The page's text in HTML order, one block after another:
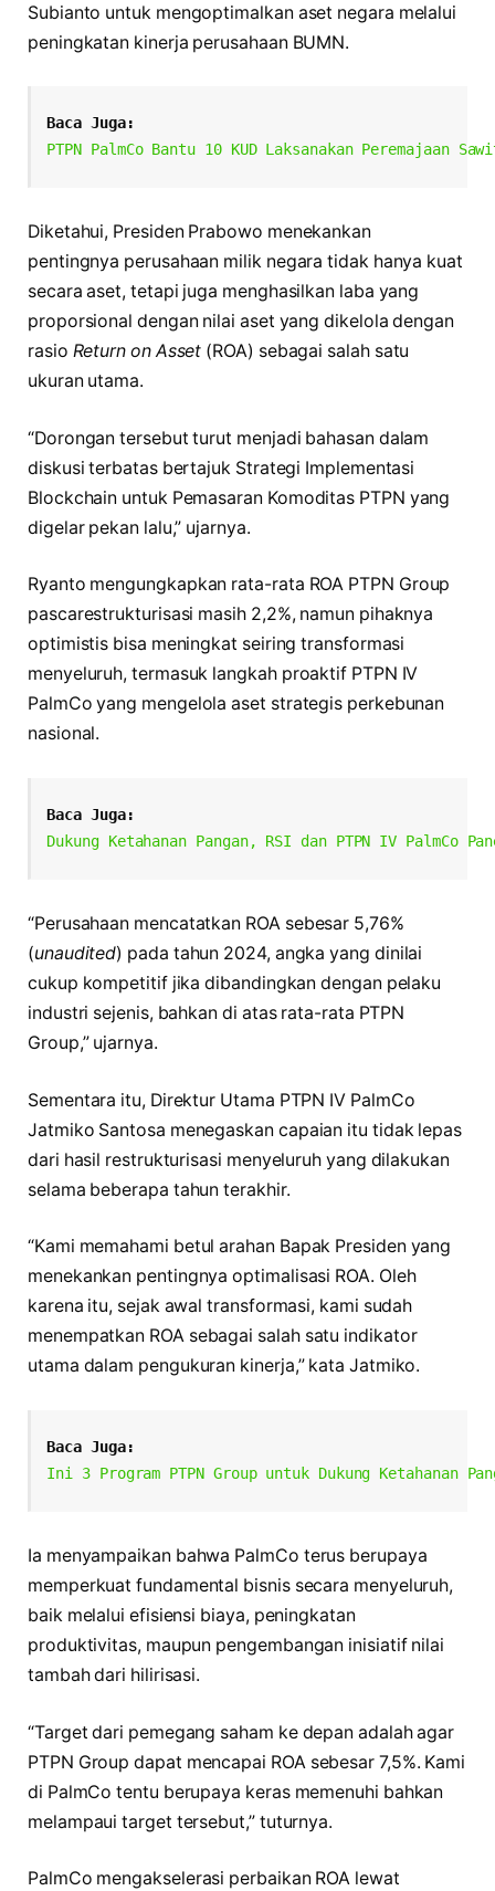
Subianto untuk mengoptimalkan aset negara melalui
peningkatan kinerja perusahaan BUMN.
Baca Juga:
PTPN PalmCo Bantu 10 KUD Laksanakan Peremajaan
Diketahui, Presiden Prabowo menekankan
pentingnya perusahaan milik negara tidak hanya kuat
secara aset, tetapi juga menghasilkan laba yang
proporsional dengan nilai aset yang dikelola dengan
rasio Return on Asset (ROA) sebagai salah satu
ukuran utama.
“Dorongan tersebut turut menjadi bahasan dalam
diskusi terbatas bertajuk Strategi Implementasi
Blockchain untuk Pemasaran Komoditas PTPN yang
digelar pekan lalu,” ujarnya.
Ryanto mengungkapkan rata-rata ROA PTPN Group
pascarestrukturisasi masih 2,2%, namun pihaknya
optimistis bisa meningkat seiring transformasi
menyeluruh, termasuk langkah proaktif PTPN IV
PalmCo yang mengelola aset strategis perkebunan
nasional.
Baca Juga:
Dukung Ketahanan Pangan, RSI dan PTPN IV PalmCo
“Perusahaan mencatatkan ROA sebesar 5,76%
(unaudited) pada tahun 2024, angka yang dinilai
cukup kompetitif jika dibandingkan dengan pelaku
industri sejenis, bahkan di atas rata-rata PTPN
Group,” ujarnya.
Sementara itu, Direktur Utama PTPN IV PalmCo
Jatmiko Santosa menegaskan capaian itu tidak lepas
dari hasil restrukturisasi menyeluruh yang dilakukan
selama beberapa tahun terakhir.
“Kami memahami betul arahan Bapak Presiden yang
menekankan pentingnya optimalisasi ROA. Oleh
karena itu, sejak awal transformasi, kami sudah
menempatkan ROA sebagai salah satu indikator
utama dalam pengukuran kinerja,” kata Jatmiko.
Baca Juga:
Ini 3 Program PTPN Group untuk Dukung Ketahanan
Ia menyampaikan bahwa PalmCo terus berupaya
memperkuat fundamental bisnis secara menyeluruh,
baik melalui efisiensi biaya, peningkatan
produktivitas, maupun pengembangan inisiatif nilai
tambah dari hilirisasi.
“Target dari pemegang saham ke depan adalah agar
PTPN Group dapat mencapai ROA sebesar 7,5%. Kami
di PalmCo tentu berupaya keras memenuhi bahkan
melampaui target tersebut,” tuturnya.
PalmCo mengakselerasi perbaikan ROA lewat